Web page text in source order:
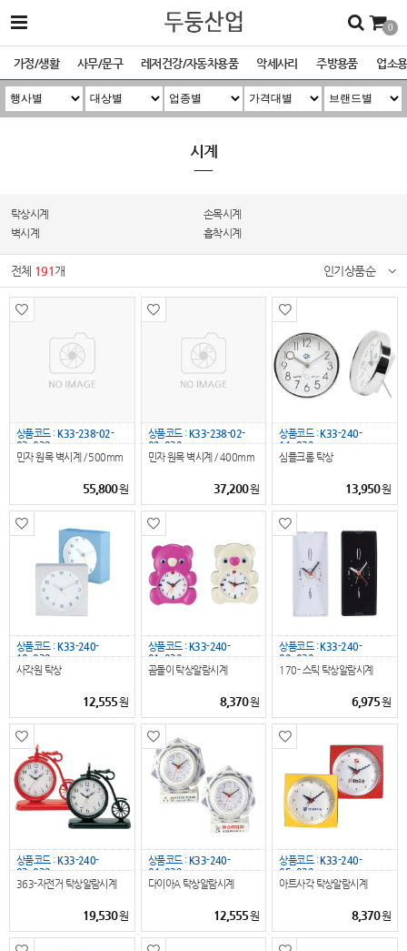
0
가정/생활 사무/문구 레저건강/자동차용품 악세사리 주방용품 업소
시계
탁상시계
손목시계
벽시계
흡착시계
전체 191 개 인기상품순
상품코드 :K33-238-02-
03_032
민자 원목 벽시계 / 500mm
55,800원
상품코드 :K33-238-02-
02_032
민자 원목 벽시계 / 400mm
37,200원
상품코드 :K33-240-
11_032
심플크롬 탁상
13,950원
상품코드 : K33-240-
10_032
사각원 탁상
12,555원
상품코드 : K33-240-
01_032
곰돌이 탁상알람시계
8,370원
상품코드 : K33-240-
02_032
170- 스틱 탁상알람시계
6,975원
상품코드 :K33-240-
03_032
363-자전거 탁상알람시계
19,530원
상품코드 :K33-240-
04_032
다이아A 탁상알람시계
12,555원
상품코드 :K33-240-
05_032
아트사각 탁상알람시계
8,370원